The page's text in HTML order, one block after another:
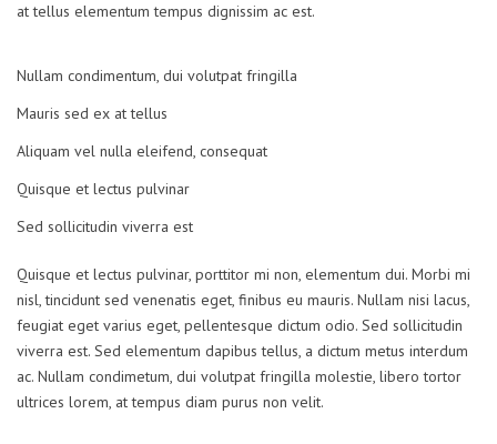
at tellus elementum tempus dignissim ac est.
Nullam condimentum, dui volutpat fringilla
Mauris sed ex at tellus
Aliquam vel nulla eleifend, consequat
Quisque et lectus pulvinar
Sed sollicitudin viverra est
Quisque et lectus pulvinar, porttitor mi non, elementum dui. Morbi mi
nisl, tincidunt sed venenatis eget, finibus eu mauris. Nullam nisi lacus,
feugiat eget varius eget, pellentesque dictum odio. Sed sollicitudin
viverra est. Sed elementum dapibus tellus, a dictum metus interdum
ac. Nullam condimetum, dui volutpat fringilla molestie, libero tortor
ultrices lorem, at tempus diam purus non velit.